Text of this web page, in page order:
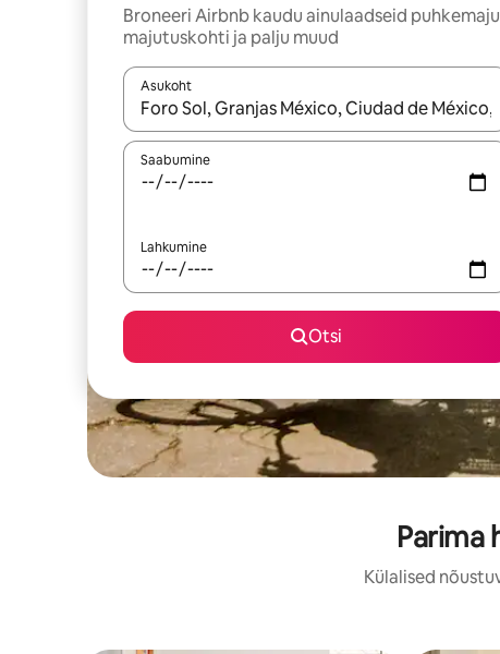
Broneeri Airbnb kaudu ainulaadseid
majutuskohti ja palju muud
Asukoht
Kui tulemused on kuvatud, liigu ekraanil
Saabumine
Lahkumine
Otsi
Parima
Külalised